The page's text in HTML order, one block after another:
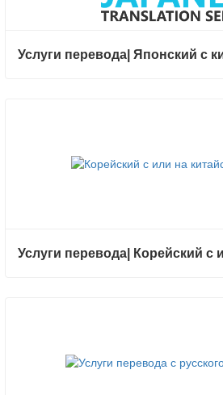
Услуги перевода| Корейский с